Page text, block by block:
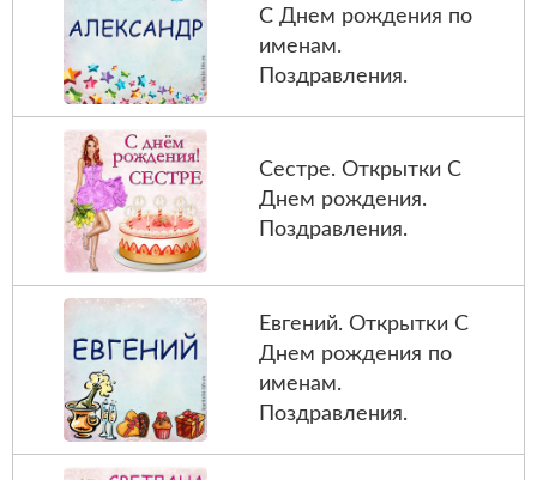
С Днем рождения по
именам.
Поздравления.
Сестре. Открытки С
Днем рождения.
Поздравления.
Евгений. Открытки С
Днем рождения по
именам.
Поздравления.